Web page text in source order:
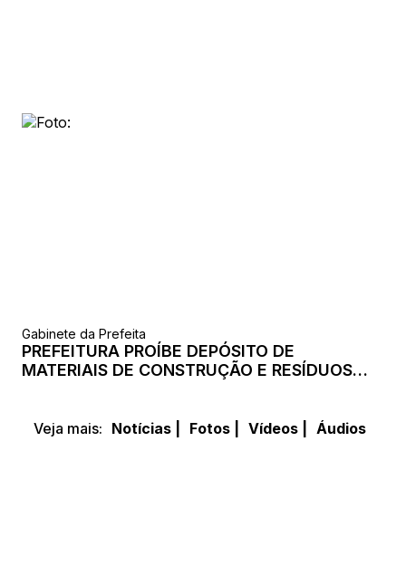
Gabinete da Prefeita
PREFEITURA PROÍBE DEPÓSITO DE
MATERIAIS DE CONSTRUÇÃO E RESÍDUOS
Veja mais: Notícias | Fotos | Vídeos | Áudios